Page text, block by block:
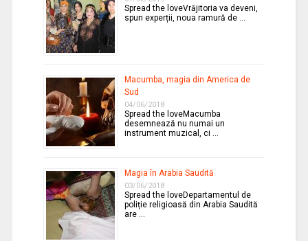
Spread the loveVrăjitoria va deveni,
spun experții, noua ramură de …
Macumba, magia din America de
Sud
04/06/2018
Spread the loveMacumba
desemnează nu numai un
instrument muzical, ci …
Magia în Arabia Saudită
03/06/2018
Spread the loveDepartamentul de
poliție religioasă din Arabia Saudită
are …